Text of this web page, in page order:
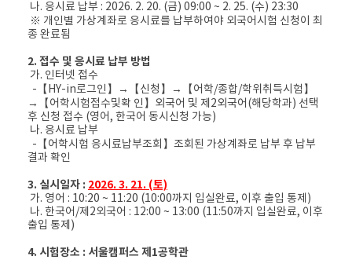
나. 응시료 납부 : 2026. 2. 20. (금) 09:00 ~ 2. 25. (수) 23:30
※ 개인별 가상계좌로 응시료를 납부하여야 외국어시험 신청이 최
종 완료됨
2. 접수 및 응시료 납부 방법
가. 인터넷 접수
-【HY-in로그인】→【신청】→【어학/종합/학위취득시험】
→【어학시험접수및확 인】외국어 및 제2외국어(해당학과) 선택
후 신청 접수 (영어, 한국어 동시신청 가능)
나. 응시료 납부
-【어학시험 응시료납부조회】조회된 가상계좌로 납부 후 납부
결과 확인
3. 실시일자 : 2026. 3. 21. (토)
가. 영어 : 10:20 ~ 11:20 (10:00까지 입실완료, 이후 출입 통제)
나. 한국어/제2외국어 : 12:00 ~ 13:00 (11:50까지 입실완료, 이후
출입 통제)
4. 시험장소 : 서울캠퍼스 제1공학관